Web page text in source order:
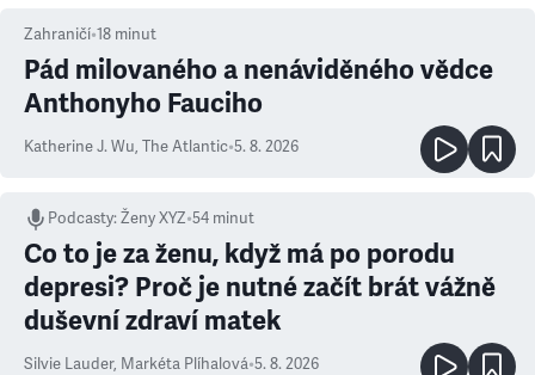
Zahraničí•18 minut
Pád milovaného a nenáviděného vědce
Anthonyho Fauciho
Katherine J. Wu, The Atlantic•5. 8. 2026
Podcasty:Ženy XYZ•54 minut
Co to je za ženu, když má po porodu
depresi? Proč je nutné začít brát vážně
duševní zdraví matek
Silvie Lauder, Markéta Plíhalová•5. 8. 2026